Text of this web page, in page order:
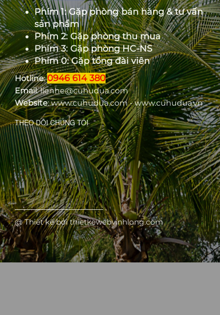
Phím 1: Gặp phòng bán hàng & tư vấn
sản phẩm
Phím 2: Gặp phòng thu mua
Phím 3: Gặp phòng HC-NS
Phím 0: Gặp tổng đài viên
Hotline:0946 614 380
Email: lienhe@cuhudua.com
Website: www.cuhudua.com - www.cuhudua.vn
THEO DÕI CHÚNG TÔI
@ Thiết kế bởithietkewebvinhlong.com